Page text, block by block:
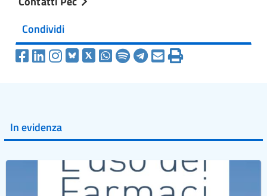
Condividi
In evidenza